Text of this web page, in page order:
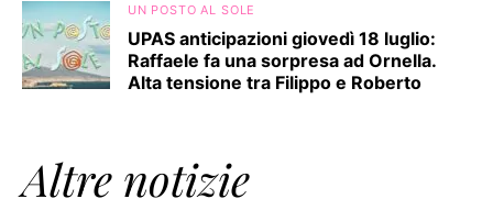
UN POSTO AL SOLE
UPAS anticipazioni giovedì 18 luglio:
Raffaele fa una sorpresa ad Ornella.
Alta tensione tra Filippo e Roberto
Altre notizie